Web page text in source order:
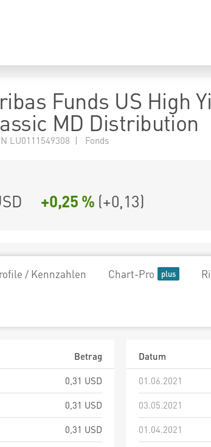
Funds US High
MD Distribution
LU0111549308 | Fonds
+0,25 % (+0,13)
/ Kennzahlen Chart-Pro
Betrag
0,31 USD
0,31 USD
0,31 USD
Datum
01.06.2021
03.05.2021
01.04.2021